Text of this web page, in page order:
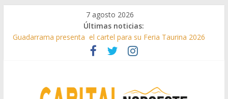
7 agosto 2026
Últimas noticias:
Guadarrama presenta el cartel para su Feria Taurina 2026
Hey Kid e Inazio en ‘La Gran Noche del Indie’ de las fiestas
Boadilla destinó más de 11 millones de euros a ayudas y